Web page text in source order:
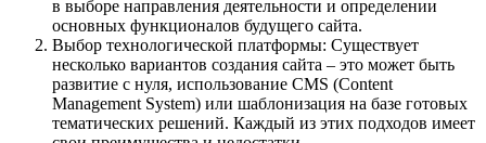
в выборе направления деятельности и определении
основных функционалов будущего сайта.
Выбор технологической платформы: Существует
несколько вариантов создания сайта – это может быть
развитие с нуля, использование CMS (Content
Management System) или шаблонизация на базе готовых
тематических решений. Каждый из этих подходов имеет